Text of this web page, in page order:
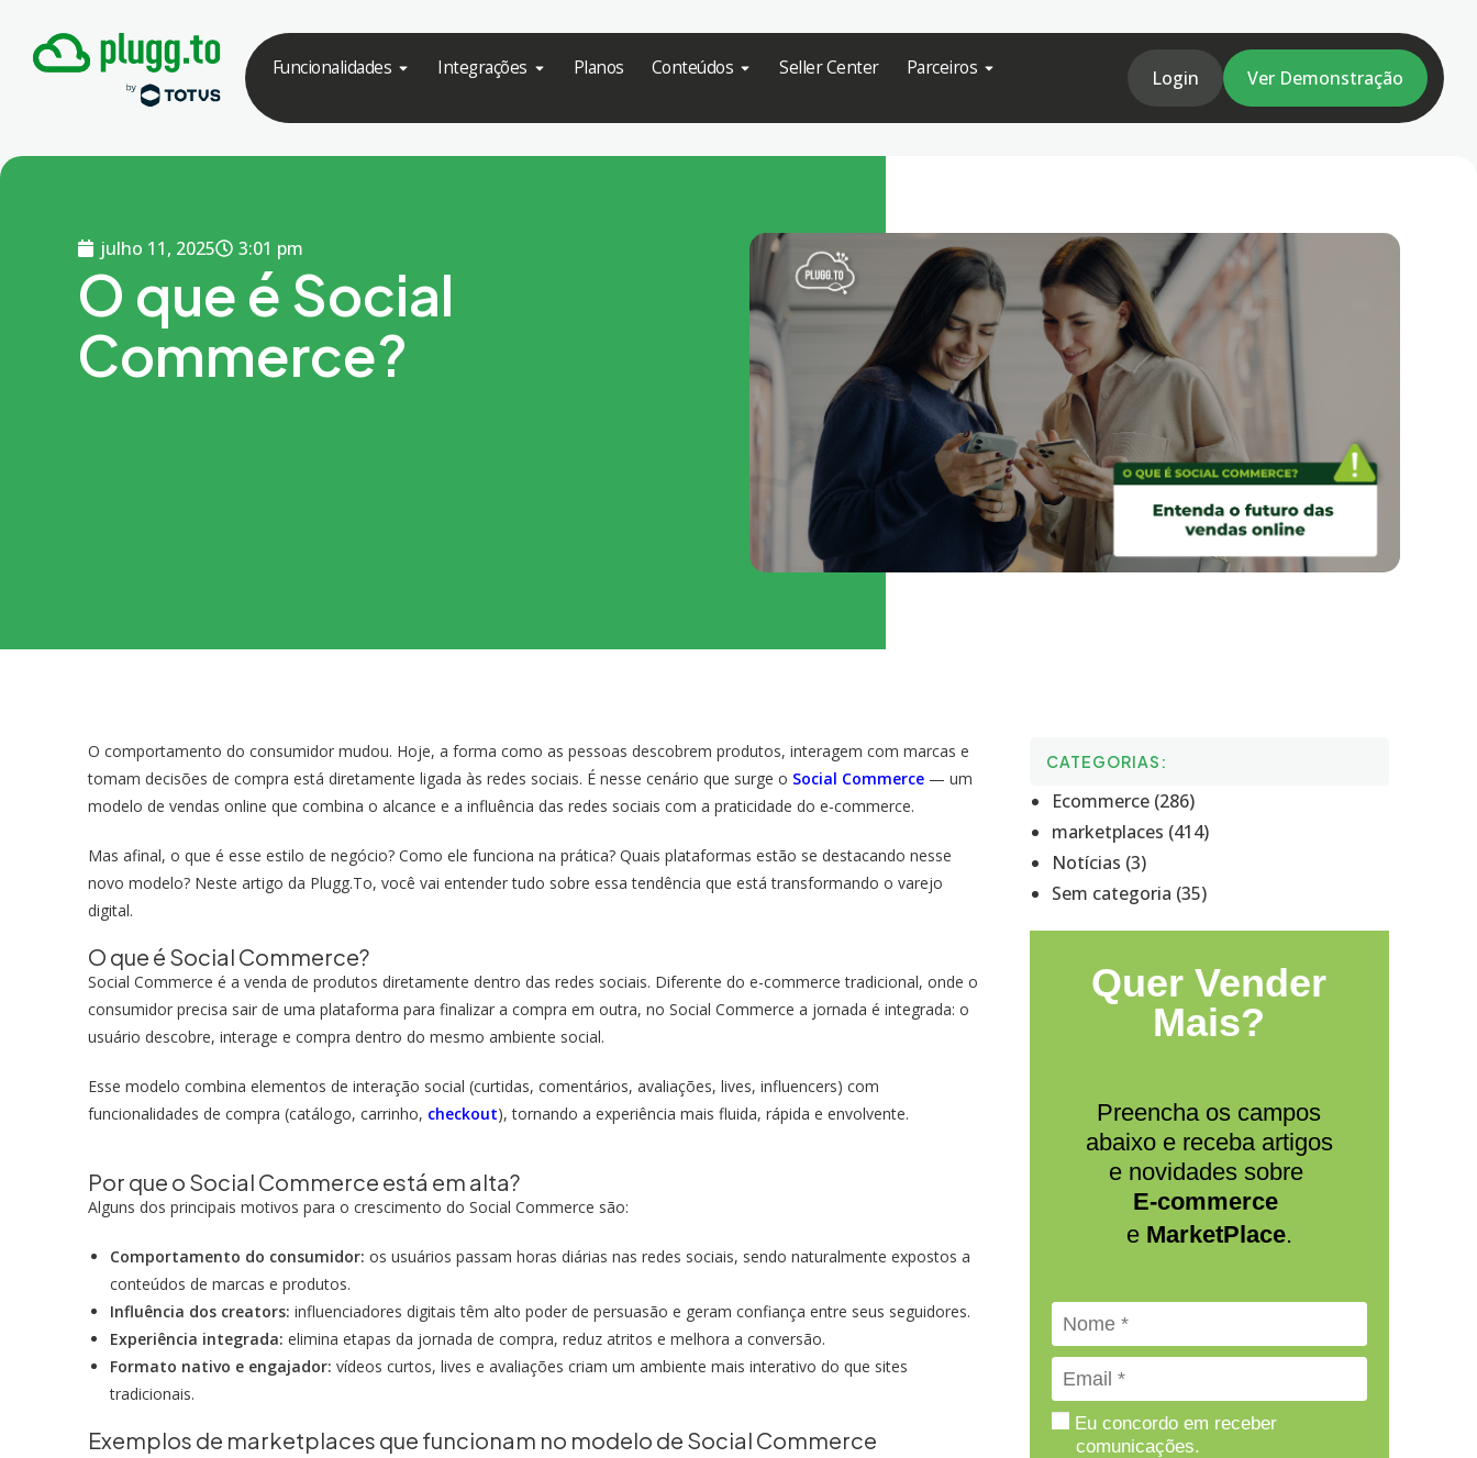
Funcionalidades Integrações Planos Conteúdos Seller Center Parceiros Login Ver Demonstração
julho 11, 2025 3:01 pm
O que é Social
Commerce?
O comportamento do consumidor mudou. Hoje, a forma como as pessoas descobrem produtos, interagem com marcas e
tomam decisões de compra está diretamente ligada às redes sociais. É nesse cenário que surge o Social Commerce — um
modelo de vendas online que combina o alcance e a influência das redes sociais com a praticidade do e-commerce.
Mas afinal, o que é esse estilo de negócio? Como ele funciona na prática? Quais plataformas estão se destacando nesse
novo modelo? Neste artigo da Plugg.To, você vai entender tudo sobre essa tendência que está transformando o varejo
digital.
O que é Social Commerce?
Social Commerce é a venda de produtos diretamente dentro das redes sociais. Diferente do e-commerce tradicional, onde o
consumidor precisa sair de uma plataforma para finalizar a compra em outra, no Social Commerce a jornada é integrada: o
usuário descobre, interage e compra dentro do mesmo ambiente social.
Esse modelo combina elementos de interação social (curtidas, comentários, avaliações, lives, influencers) com
funcionalidades de compra (catálogo, carrinho, checkout), tornando a experiência mais fluida, rápida e envolvente.
Por que o Social Commerce está em alta?
Alguns dos principais motivos para o crescimento do Social Commerce são:
Comportamento do consumidor: os usuários passam horas diárias nas redes sociais, sendo naturalmente expostos a
conteúdos de marcas e produtos.
Influência dos creators: influenciadores digitais têm alto poder de persuasão e geram confiança entre seus seguidores.
Experiência integrada: elimina etapas da jornada de compra, reduz atritos e melhora a conversão.
Formato nativo e engajador: vídeos curtos, lives e avaliações criam um ambiente mais interativo do que sites
tradicionais.
Exemplos de marketplaces que funcionam no modelo de Social Commerce
CATEGORIAS:
Ecommerce (286)
marketplaces (414)
Notícias (3)
Sem categoria (35)
Quer Vender
Mais?
Preencha os campos
abaixo e receba artigos
e novidades sobre
E-commerce
e MarketPlace.
Eu concordo em receber
comunicações.